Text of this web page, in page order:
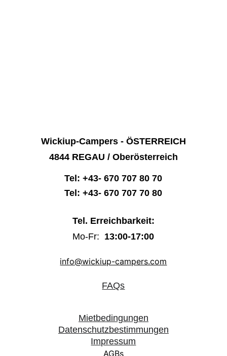
Tel: +43- 670 707 80 70
Tel. Erreichbarkeit:
Mo-Fr: 13:00-17:00
Datenschutzbestimmungen
Mietbedingungen
Wickiup-Campers - ÖSTERREICH
4844 REGAU / Oberösterreich
Impressum
Tel: +43- 670 707 70 80
AGBs
info@wickiup-campers.com
FAQs